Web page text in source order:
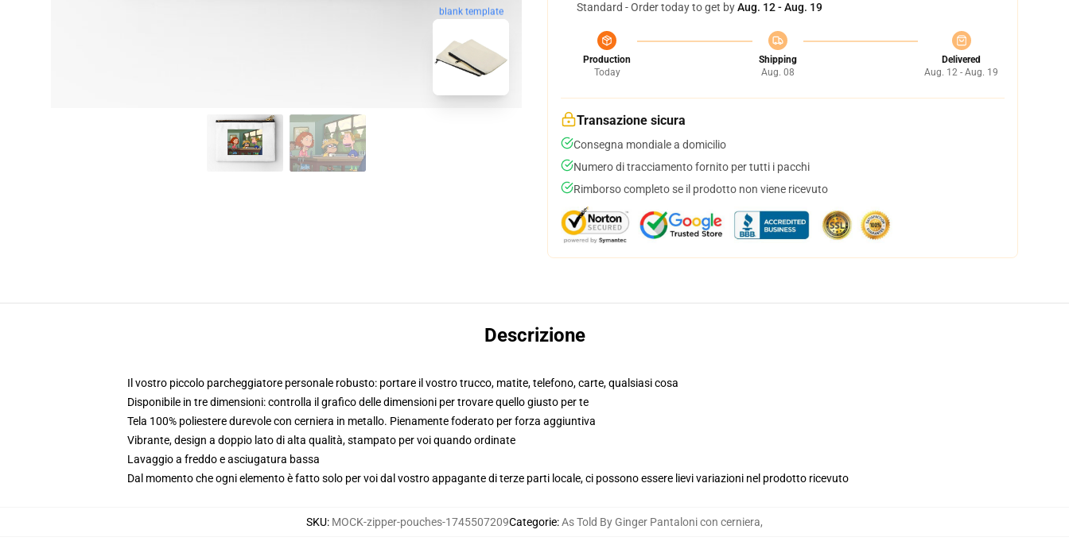
blank template
Standard - Order today to get byAug. 12 - Aug. 19
Production
Today
Shipping
Aug. 08
Delivered
Aug. 12 - Aug. 19
Transazione sicura
Consegna mondiale a domicilio
Numero di tracciamento fornito per tutti i pacchi
Rimborso completo se il prodotto non viene ricevuto
Descrizione
Il vostro piccolo parcheggiatore personale robusto: portare il vostro trucco, matite, telefono, carte, qualsiasi cosa
Disponibile in tre dimensioni: controlla il grafico delle dimensioni per trovare quello giusto per te
Tela 100% poliestere durevole con cerniera in metallo. Pienamente foderato per forza aggiuntiva
Vibrante, design a doppio lato di alta qualità, stampato per voi quando ordinate
Lavaggio a freddo e asciugatura bassa
Dal momento che ogni elemento è fatto solo per voi dal vostro appagante di terze parti locale, ci possono essere lievi variazioni nel prodotto ricevuto
SKU: MOCK-zipper-pouches-1745507209Categorie:As Told By Ginger Pantaloni con cerniera,